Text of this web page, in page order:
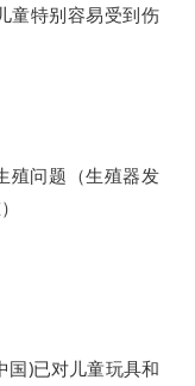
童特别容易受到伤
殖问题（生殖器发
国)已对儿童玩具和